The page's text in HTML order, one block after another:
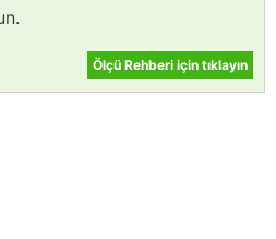
Ölçü Rehberi için tıklayın